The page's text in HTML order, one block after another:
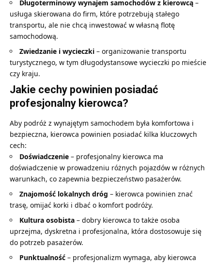
Długoterminowy wynajem samochodów z kierowcą –
usługa skierowana do firm, które potrzebują stałego
transportu, ale nie chcą inwestować w własną flotę
samochodową.
Zwiedzanie i wycieczki – organizowanie transportu
turystycznego, w tym długodystansowe wycieczki po mieście
czy kraju.
Jakie cechy powinien posiadać
profesjonalny kierowca?
Aby podróż z wynajętym samochodem była komfortowa i
bezpieczna, kierowca powinien posiadać kilka kluczowych
cech:
Doświadczenie – profesjonalny kierowca ma
doświadczenie w prowadzeniu różnych pojazdów w różnych
warunkach, co zapewnia bezpieczeństwo pasażerów.
Znajomość lokalnych dróg – kierowca powinien znać
trasę, omijać korki i dbać o komfort podróży.
Kultura osobista – dobry kierowca to także osoba
uprzejma, dyskretna i profesjonalna, która dostosowuje się
do potrzeb pasażerów.
Punktualność – profesjonalizm wymaga, aby kierowca